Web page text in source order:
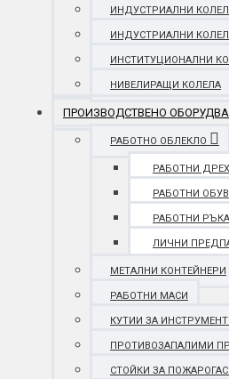
ИНДУСТРИАЛНИ
ИНДУСТРИАЛНИ
ИНСТИТУЦИОНАЛНИ
НИВЕЛИРАЩИ КОЛЕЛА
ПРОИЗВОДСТВЕНО
РАБОТНО ОБЛЕКЛО
РАБОТНИ
РАБОТНИ
РАБОТНИ
ЛИЧНИ
МЕТАЛНИ КОНТЕЙНЕРИ
РАБОТНИ МАСИ
КУТИИ ЗА
ПРОТИВОЗАПАЛИМИ
СТОЙКИ ЗА